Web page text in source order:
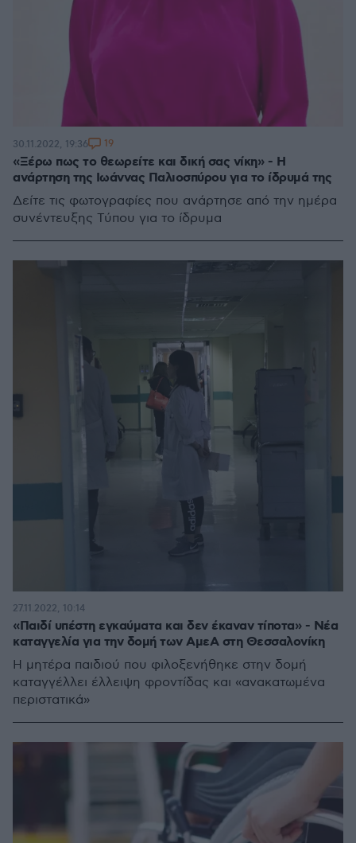
«Ξέρω πως το θεωρείτε και δική σας νίκη» - Η
ανάρτηση της Ιωάννας Παλιοσπύρου για το ίδρυμά της
Δείτε τις φωτογραφίες που ανάρτησε από την ημέρα
συνέντευξης Τύπου για το ίδρυμα
30.11.2022, 19:36 19
«Παιδί υπέστη εγκαύματα και δεν έκαναν τίποτα» - Νέα
καταγγελία για την δομή των ΑμεΑ στη Θεσσαλονίκη
Η μητέρα παιδιού που φιλοξενήθηκε στην δομή
καταγγέλλει έλλειψη φροντίδας και «ανακατωμένα
περιστατικά»
27.11.2022, 10:14